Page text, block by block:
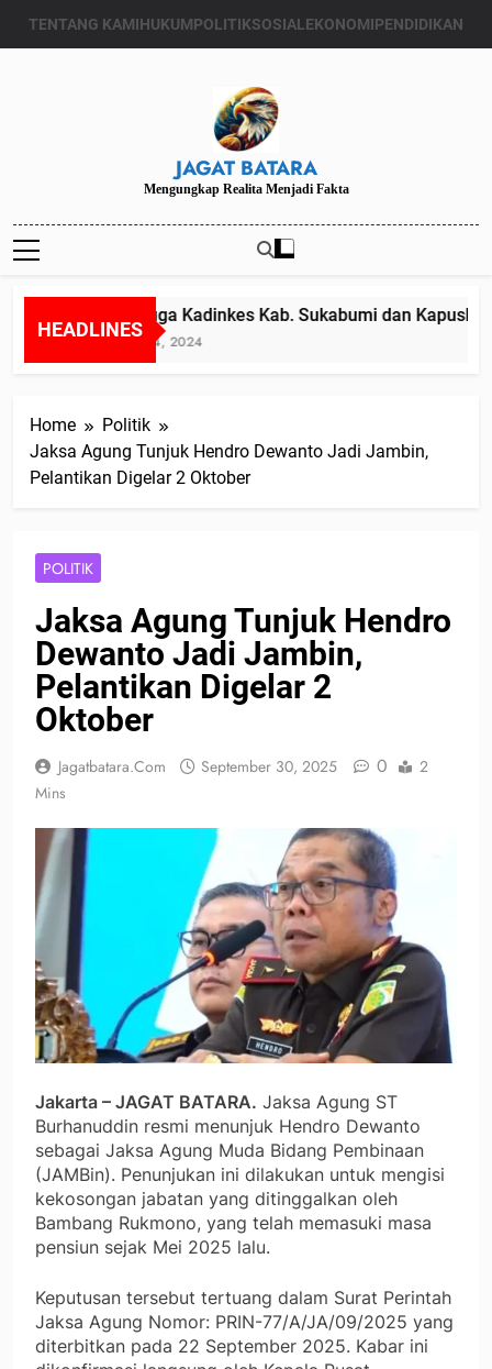
TENTANG KAMIHUKUMPOLITIKSOSIALEKONOMIPENDIDIKAN
JAGAT BATARA
Mengungkap Realita Menjadi Fakta
HEADLINES
Diduga Kadinkes Kab. Sukabumi dan
Juli 24, 2024
Home
Politik
Jaksa Agung Tunjuk Hendro Dewanto Jadi Jambin,
Pelantikan Digelar 2 Oktober
POLITIK
Jaksa Agung Tunjuk Hendro
Dewanto Jadi Jambin,
Pelantikan Digelar 2
Oktober
Jagatbatara.com September 30, 2025 0
2
Mins
Jakarta – JAGAT BATARA. Jaksa Agung ST
Burhanuddin resmi menunjuk Hendro Dewanto
sebagai Jaksa Agung Muda Bidang Pembinaan
(JAMBin). Penunjukan ini dilakukan untuk mengisi
kekosongan jabatan yang ditinggalkan oleh
Bambang Rukmono, yang telah memasuki masa
pensiun sejak Mei 2025 lalu.
Keputusan tersebut tertuang dalam Surat Perintah
Jaksa Agung Nomor: PRIN-77/A/JA/09/2025 yang
diterbitkan pada 22 September 2025. Kabar ini